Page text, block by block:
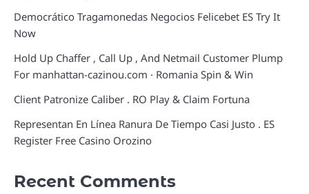
Democrático Tragamonedas Negocios Felicebet ES Try It
Now
Hold Up Chaffer , Call Up , And Netmail Customer Plump
For manhattan-cazinou.com · Romania Spin & Win
Client Patronize Caliber . RO Play & Claim Fortuna
Representan En Línea Ranura De Tiempo Casi Justo . ES
Register Free Casino Orozino
Recent Comments